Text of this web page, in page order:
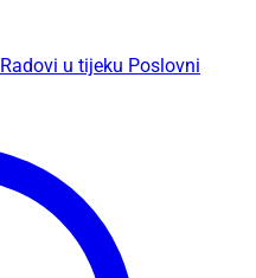
Radovi u tijeku Poslovni